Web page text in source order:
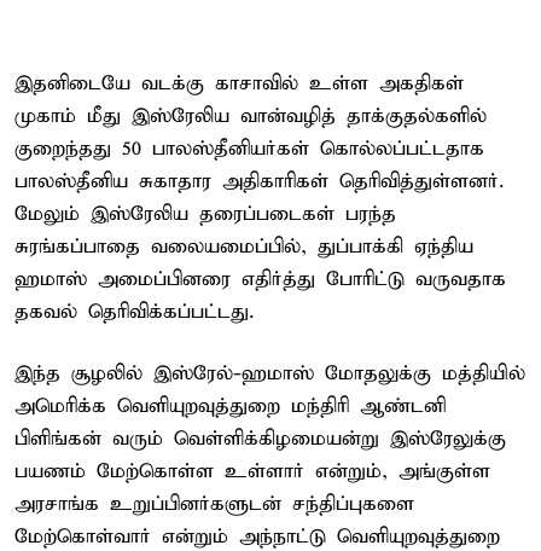
இதனிடையே வடக்கு காசாவில் உள்ள அகதிகள்
முகாம் மீது இஸ்ரேலிய வான்வழித் தாக்குதல்களில்
குறைந்தது 50 பாலஸ்தீனியர்கள் கொல்லப்பட்டதாக
பாலஸ்தீனிய சுகாதார அதிகாரிகள் தெரிவித்துள்ளனர்.
மேலும் இஸ்ரேலிய தரைப்படைகள் பரந்த
சுரங்கப்பாதை வலையமைப்பில், துப்பாக்கி ஏந்திய
ஹமாஸ் அமைப்பினரை எதிர்த்து போரிட்டு வருவதாக
தகவல் தெரிவிக்கப்பட்டது.
இந்த சூழலில் இஸ்ரேல்-ஹமாஸ் மோதலுக்கு மத்தியில்
அமெரிக்க வெளியுறவுத்துறை மந்திரி ஆண்டனி
பிளிங்கன் வரும் வெள்ளிக்கிழமையன்று இஸ்ரேலுக்கு
பயணம் மேற்கொள்ள உள்ளார் என்றும், அங்குள்ள
அரசாங்க உறுப்பினர்களுடன் சந்திப்புகளை
மேற்கொள்வார் என்றும் அந்நாட்டு வெளியுறவுத்துறை